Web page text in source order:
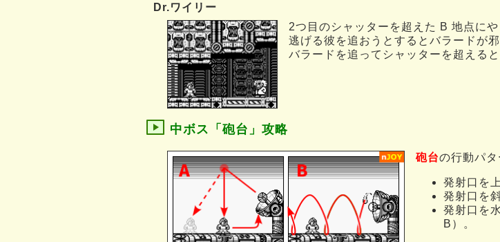
Dr.ワイリー
2つ目のシャッターを超えた B 地点に
逃げる彼を追おうとするとバラードが邪
バラードを追ってシャッターを超える
中ボス「砲台」攻略
砲台の行動パタ
発射口を
発射口を
発射口を
B）。